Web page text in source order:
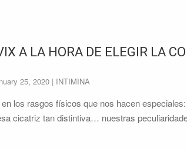
A LA HORA DE ELEGIR LA
25, 2020 | INTIMINA
los rasgos físicos que nos hacen
cicatriz tan distintiva… nuestras